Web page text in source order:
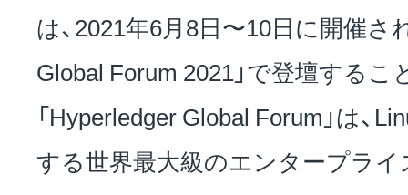
アクセス
は、2021年6月8日〜10日に開催さ
Global Forum 2021」で登壇する
「Hyperledger Global Forum」は、
する世界最大級のエンタープラ